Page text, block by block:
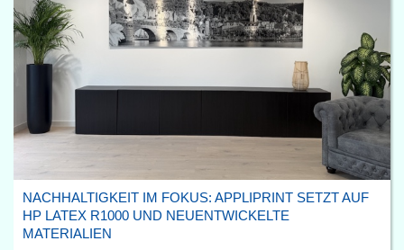
NACHHALTIGKEIT IM FOKUS: APPLIPRINT SETZT AUF
HP LATEX R1000 UND NEUENTWICKELTE
MATERIALIEN